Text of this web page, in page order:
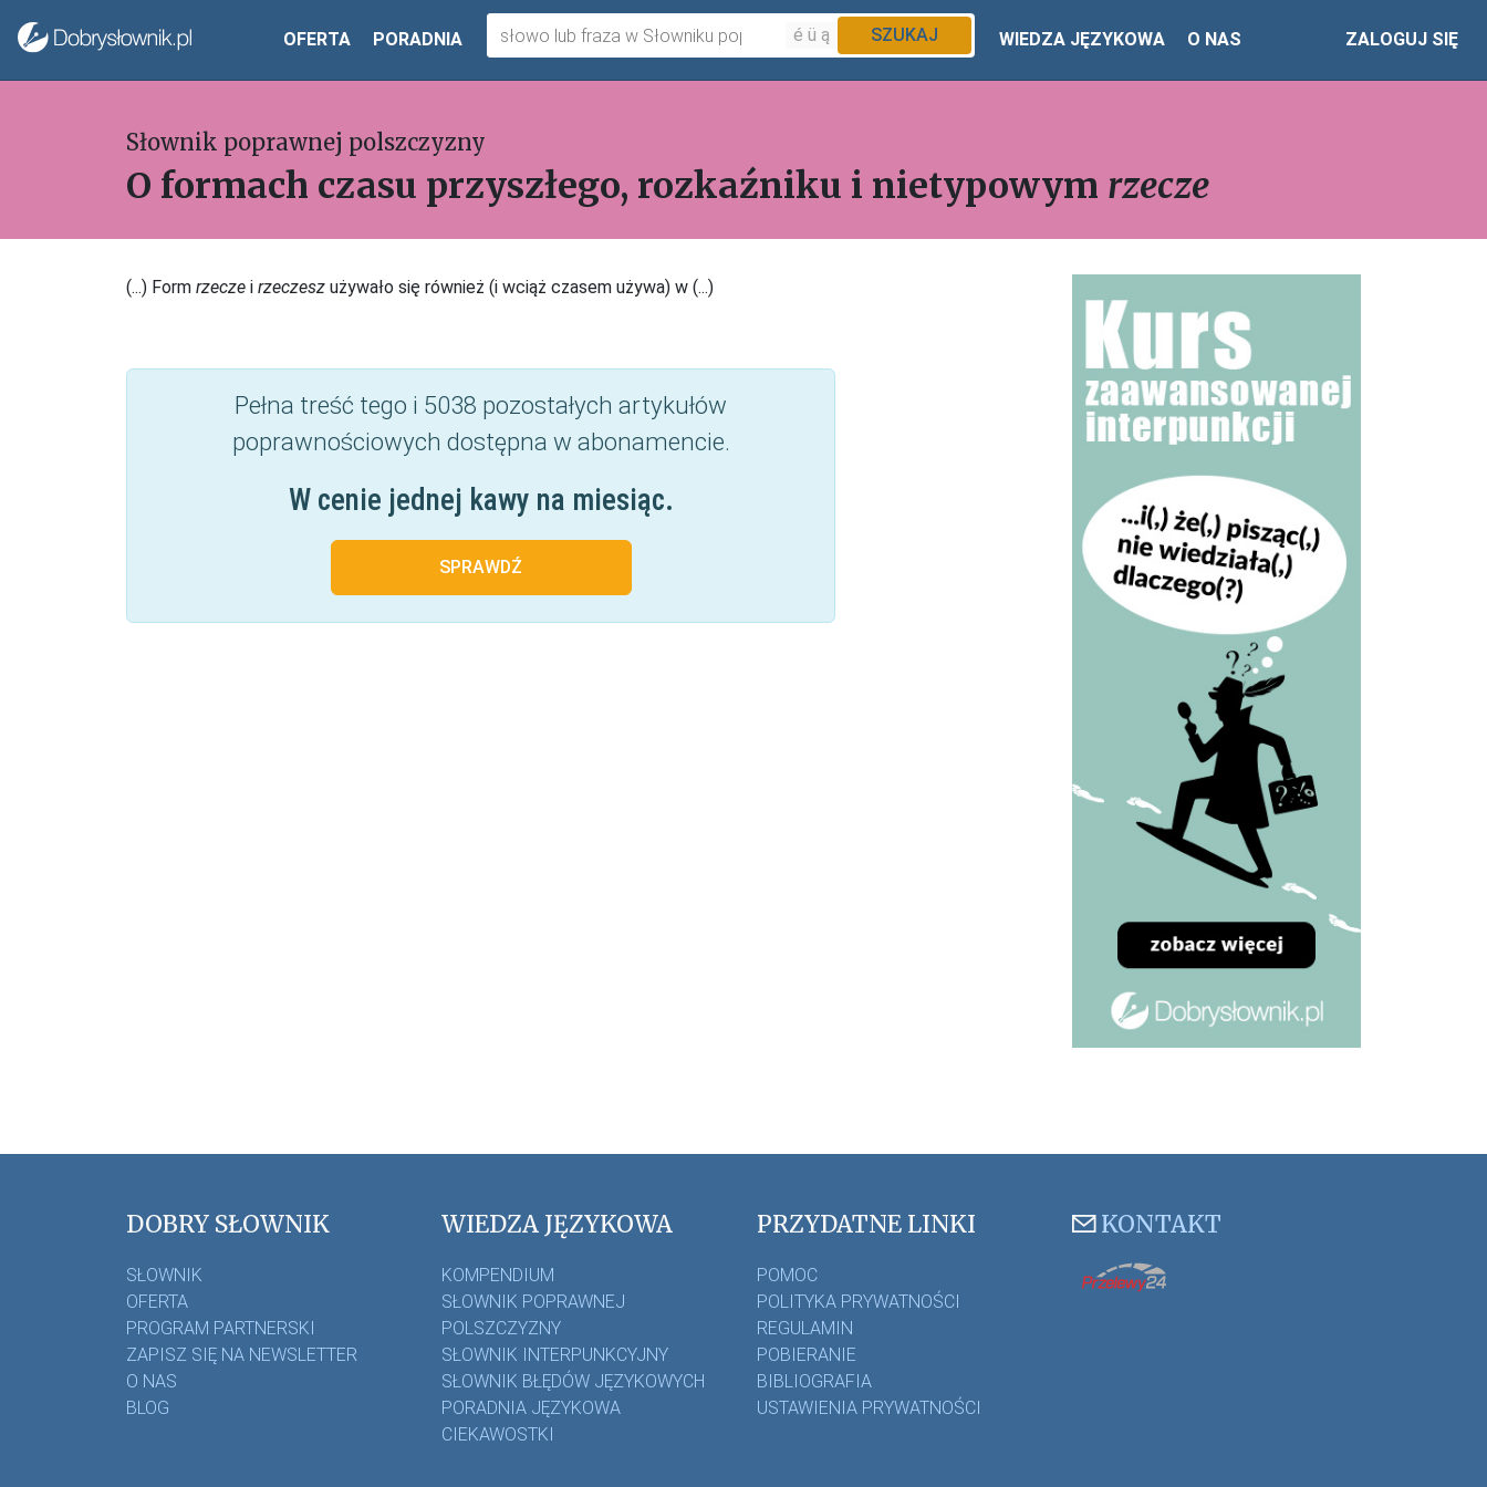
OFERTA PORADNIA é ü ą SZUKAJ WIEDZA JĘZYKOWA O NAS ZALOGUJ SIĘ
Słownik poprawnej polszczyzny
O formach czasu przyszłego, rozkaźniku i nietypowym rzecze
(...) Form rzecze i rzeczesz używało się również (i wciąż czasem używa) w (...)
Pełna treść tego i 5038 pozostałych artykułów
poprawnościowych dostępna w abonamencie.
W cenie jednej kawy na miesiąc.
SPRAWDŹ
DOBRY SŁOWNIK
SŁOWNIK
OFERTA
PROGRAM PARTNERSKI
ZAPISZ SIĘ NA NEWSLETTER
O NAS
BLOG
WIEDZA JĘZYKOWA
KOMPENDIUM
SŁOWNIK POPRAWNEJ
POLSZCZYZNY
SŁOWNIK INTERPUNKCYJNY
SŁOWNIK BŁĘDÓW JĘZYKOWYCH
PORADNIA JĘZYKOWA
CIEKAWOSTKI
PRZYDATNE LINKI
POMOC
POLITYKA PRYWATNOŚCI
REGULAMIN
POBIERANIE
BIBLIOGRAFIA
USTAWIENIA PRYWATNOŚCI
KONTAKT